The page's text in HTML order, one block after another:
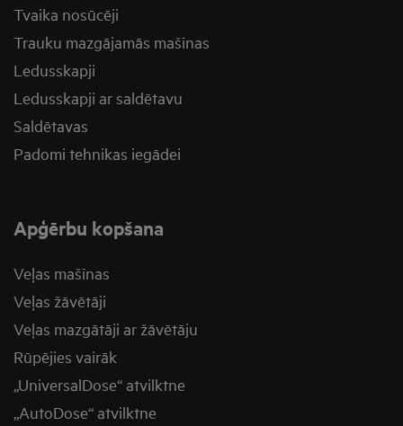
Tvaika nosūcēji
Trauku mazgājamās mašīnas
Ledusskapji
Ledusskapji ar saldētavu
Saldētavas
Padomi tehnikas iegādei
Apģērbu kopšana
Veļas mašīnas
Veļas žāvētāji
Veļas mazgātāji ar žāvētāju
Rūpējies vairāk
„UniversalDose“ atvilktne
„AutoDose“ atvilktne